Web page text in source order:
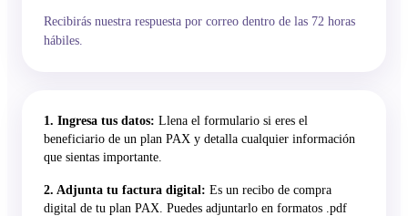
Recibirás nuestra respuesta por correo dentro de las 72 horas
hábiles.
1. Ingresa tus datos: Llena el formulario si eres el
beneficiario de un plan PAX y detalla cualquier información
que sientas importante.
2. Adjunta tu factura digital: Es un recibo de compra
digital de tu plan PAX. Puedes adjuntarlo en formatos .pdf